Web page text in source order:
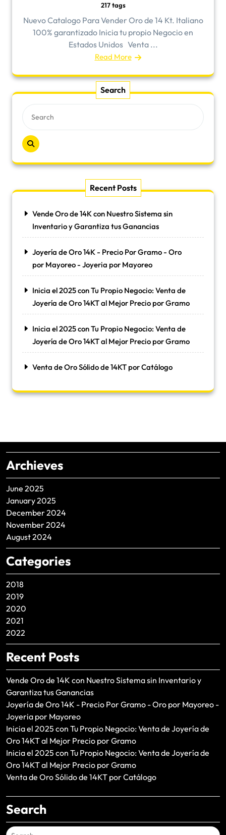
217 tags
Nuevo Catalogo Para Vender Oro de 14 Kt. Italiano
100% garantizado Inicia tu propio Negocio en
Estados Unidos Venta ...
Read More
Search
Recent Posts
Vende Oro de 14K con Nuestro Sistema sin
Inventario y Garantiza tus Ganancias
Joyería de Oro 14K - Precio Por Gramo - Oro
por Mayoreo - Joyeria por Mayoreo
Inicia el 2025 con Tu Propio Negocio: Venta de
Joyería de Oro 14KT al Mejor Precio por Gramo
Inicia el 2025 con Tu Propio Negocio: Venta de
Joyería de Oro 14KT al Mejor Precio por Gramo
Venta de Oro Sólido de 14KT por Catálogo
Archieves
June 2025
January 2025
December 2024
November 2024
August 2024
Categories
2018
2019
2020
2021
2022
Recent Posts
Vende Oro de 14K con Nuestro Sistema sin Inventario y
Garantiza tus Ganancias
Joyería de Oro 14K - Precio Por Gramo - Oro por Mayoreo -
Joyeria por Mayoreo
Inicia el 2025 con Tu Propio Negocio: Venta de Joyería de
Oro 14KT al Mejor Precio por Gramo
Inicia el 2025 con Tu Propio Negocio: Venta de Joyería de
Oro 14KT al Mejor Precio por Gramo
Venta de Oro Sólido de 14KT por Catálogo
Search